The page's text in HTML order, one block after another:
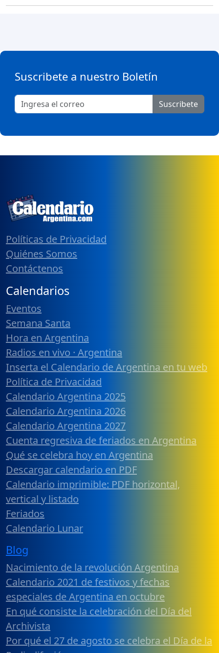
Suscribete a nuestro Boletín
Suscribete
Políticas de Privacidad
Quiénes Somos
Contáctenos
Calendarios
Eventos
Semana Santa
Hora en Argentina
Radios en vivo · Argentina
Inserta el Calendario de Argentina en tu web
Política de Privacidad
Calendario Argentina 2025
Calendario Argentina 2026
Calendario Argentina 2027
Cuenta regresiva de feriados en Argentina
Qué se celebra hoy en Argentina
Descargar calendario en PDF
Calendario imprimible: PDF horizontal,
vertical y listado
Feriados
Calendario Lunar
Blog
Nacimiento de la revolución Argentina
Calendario 2021 de festivos y fechas
especiales de Argentina en octubre
En qué consiste la celebración del Día del
Archivista
Por qué el 27 de agosto se celebra el Día de la